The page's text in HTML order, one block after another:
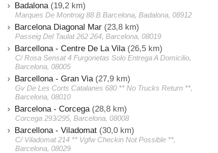
Badalona (19,2 km)
Marques De Montroig 88 B Barcelona, Badalona, 08912
Barcelona Diagonal Mar (23,8 km)
Passeig Del Taulat 262 264, Barcelona, 08019
Barcellona - Centre De La Vila (26,5 km)
C/ Rosa Sensat 4 Furgonetas Solo Entrega A Domicilio,
Barcelona, 08005
Barcellona - Gran Via (27,9 km)
Gv De Les Corts Catalanes 680 ** No Trucks Return **,
Barcelona, 08010
Barcelona - Corcega (28,8 km)
Corcega 293/295, Barcelona, 08008
Barcellona - Viladomat (30,0 km)
C/ Viladomat 214 ** Vgfw Checkin Not Possible **,
Barcelona, 08029